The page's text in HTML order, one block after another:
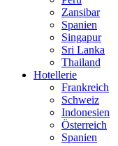
Zansibar
Spanien
Singapur
Sri Lanka
Thailand
Hotellerie
Frankreich
Schweiz
Indonesien
Österreich
Spanien